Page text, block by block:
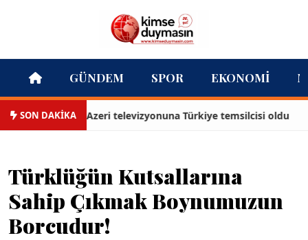
GÜNDEM SPOR EKONOMI
SON DAKİKA
Karabulut, Azeri televizyonuna Türkiye temsilcisi oldu
Türklüğün Kutsallarına
Sahip Çıkmak Boynumuzun
Borcudur!